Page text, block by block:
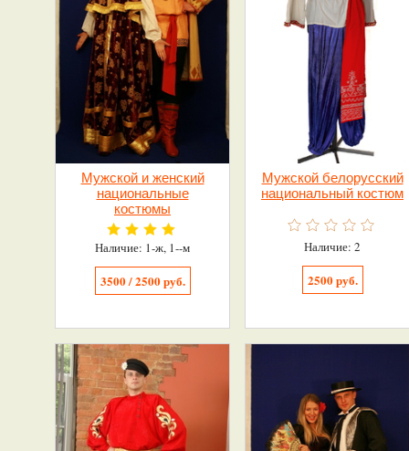
Мужской и женский
национальные
костюмы
Наличие: 1-ж, 1--м
3500 / 2500 руб.
Мужской белорусский
национальный костюм
Наличие: 2
2500 руб.